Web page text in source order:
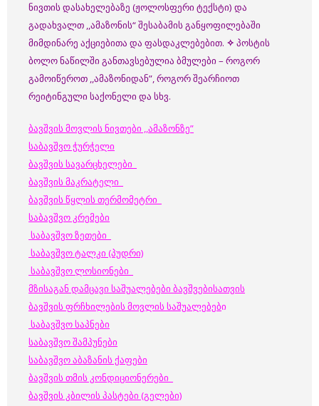
ნივთის დასახელებაზე (ჟოლოსფერი ტექსტი) და
გადახვალთ ,,ამაზონის“ შესაბამის განყოფილებაში
მიმდინარე აქციებითა და ფასდაკლებებით. ✧ პოსტის
ბოლო ნაწილში განთავსებულია ბმულები – როგორ
გამოიწეროთ ,,ამაზონიდან”, როგორ შეარჩიოთ
რეიტინგული საქონელი და სხვ.
ბავშვის მოვლის ნივთები ,,ამაზონზე”
საბავშვო ჭურჭელი
ბავშვის სავარცხელები
ბავშვის მაკრატელი
ბავშვის წყლის თერმომეტრი
საბავშვო კრემები
საბავშვო ზეთები
საბავშვო ტალკი (პუდრი)
საბავშვო ლოსიონები
მზისაგან დამცავი საშუალებები ბავშვებისათვის
ბავშვის ფრჩხილების მოვლის საშუალებები
საბავშვო საპნები
საბავშვო შამპუნები
საბავშვო აბაზანის ქაფები
ბავშვის თმის კონდიციონერები
ბავშვის კბილის პასტები (გელები)